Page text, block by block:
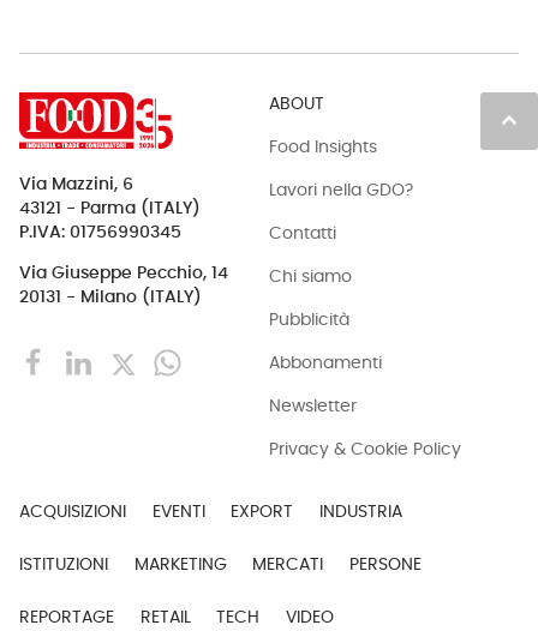
keyboard_arrow_up
Via Mazzini, 6
43121 - Parma (ITALY)
P.IVA: 01756990345
Via Giuseppe Pecchio, 14
20131 - Milano (ITALY)
ABOUT
Food Insights
Lavori nella GDO?
Contatti
Chi siamo
Pubblicità
Abbonamenti
Newsletter
Privacy & Cookie Policy
ACQUISIZIONI EVENTI EXPORT INDUSTRIA
ISTITUZIONI MARKETING MERCATI PERSONE
REPORTAGE RETAIL TECH VIDEO